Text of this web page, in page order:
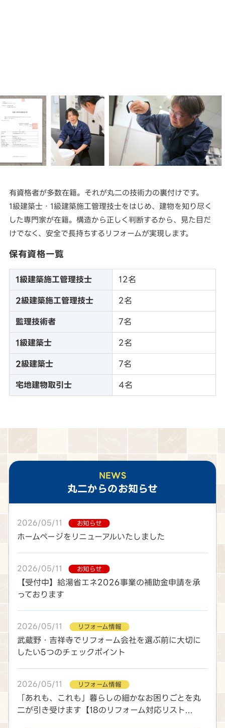
有資格者が多数在籍。それが丸二の技術力の裏付けです。
1級建築士・1級建築施工管理技士をはじめ、建物を知り尽く
した専門家が在籍。構造から正しく判断するから、見た目だ
けでなく、安全で長持ちするリフォームが実現します。
保有資格一覧
1級建築施工管理技士 12名
2級建築施工管理技士 2名
監理技術者 7名
1級建築士 2名
2級建築士 7名
宅地建物取引士 4名
NEWS
丸二からのお知らせ
2026/05/11 お知らせ
ホームページをリニューアルいたしました
2026/05/11 お知らせ
【受付中】給湯省エネ2026事業の補助金申請を承
っております
2026/05/11 リフォーム情報
武蔵野・吉祥寺でリフォーム会社を選ぶ前に大切に
したい5つのチェックポイント
2026/05/11 リフォーム情報
「あれも、これも」暮らしの細かなお困りごとを丸
二が引き受けます【18のリフォーム対応リスト...